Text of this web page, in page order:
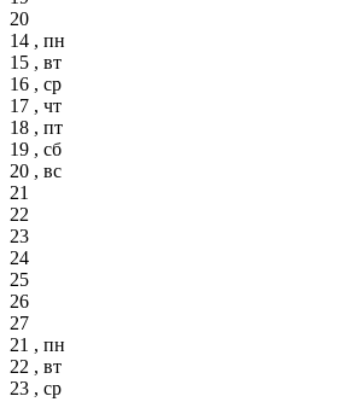
20
14 , пн
15 , вт
16 , ср
17 , чт
18 , пт
19 , сб
20 , вс
21
22
23
24
25
26
27
21 , пн
22 , вт
23 , ср